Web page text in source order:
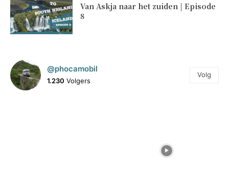
Van Askja naar het zuiden | Episode
8
@phocamobil
1.230 Volgers
Volg